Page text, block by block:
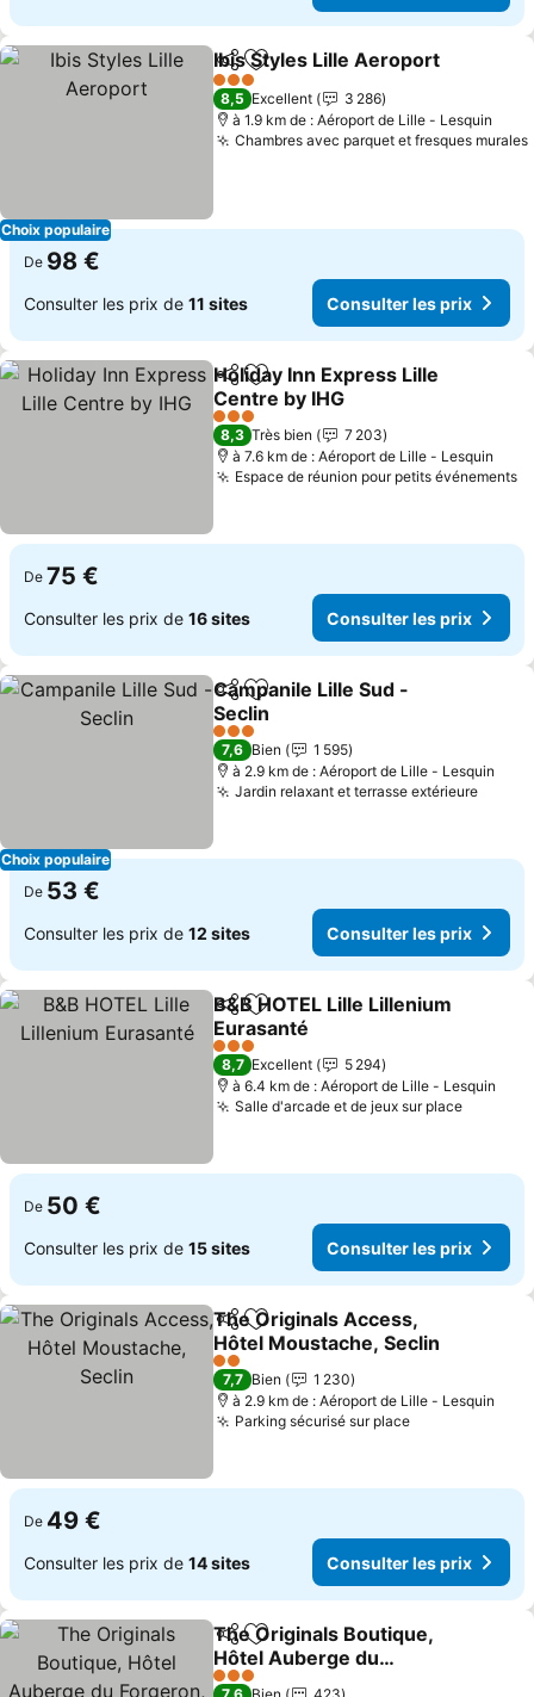
Choix populaire
PartagerAjouter à mes favoris
Ibis Styles Lille Aeroport
3 Étoiles
8,5 Excellent
3 286
à 1.9 km de : Aéroport de Lille - Lesquin
Chambres avec parquet et fresques murales
De 98 €
Consulter les prix de 11 sites Consulter les prix
PartagerAjouter à mes favoris
Holiday Inn Express Lille
Centre by IHG
3 Étoiles
8,3 Très bien
7 203
à 7.6 km de : Aéroport de Lille - Lesquin
Espace de réunion pour petits événements
De 75 €
Consulter les prix de 16 sites Consulter les prix
Choix populaire
PartagerAjouter à mes favoris
Campanile Lille Sud -
Seclin
3 Étoiles
7,6 Bien
1 595
à 2.9 km de : Aéroport de Lille - Lesquin
Jardin relaxant et terrasse extérieure
De 53 €
Consulter les prix de 12 sites Consulter les prix
PartagerAjouter à mes favoris
B&B HOTEL Lille Lillenium
Eurasanté
3 Étoiles
8,7 Excellent
5 294
à 6.4 km de : Aéroport de Lille - Lesquin
Salle d'arcade et de jeux sur place
De 50 €
Consulter les prix de 15 sites Consulter les prix
PartagerAjouter à mes favoris
The Originals Access,
Hôtel Moustache, Seclin
2 Étoiles
7,7 Bien
1 230
à 2.9 km de : Aéroport de Lille - Lesquin
Parking sécurisé sur place
De 49 €
Consulter les prix de 14 sites Consulter les prix
PartagerAjouter à mes favoris
The Originals Boutique,
Hôtel Auberge du
Forgeron, Lille Sud
3 Étoiles